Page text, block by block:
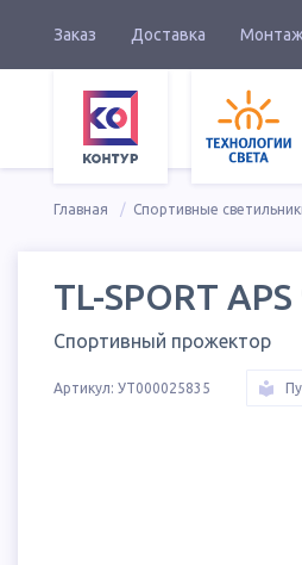
Заказ Доставка Монтаж
Главная Спортивные
TL-SPORT
Спортивный прожектор
Артикул: УТ000025835